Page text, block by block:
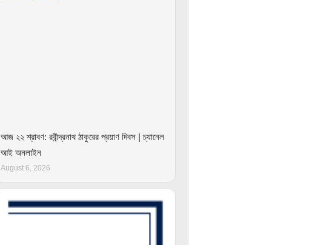
আজ ২২ শ্রাবণ: রবীন্দ্রনাথ ঠাকুরের প্রয়াণ দিবস | চ্যানেল
আই অনলাইন
August 6, 2026